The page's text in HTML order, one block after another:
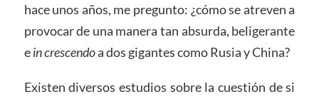
hace unos años, me pregunto: ¿cómo se atreven a
provocar de una manera tan absurda, beligerante
ein crescendoa dos gigantes como Rusia y China?
Existen diversos estudios sobre la cuestión de si